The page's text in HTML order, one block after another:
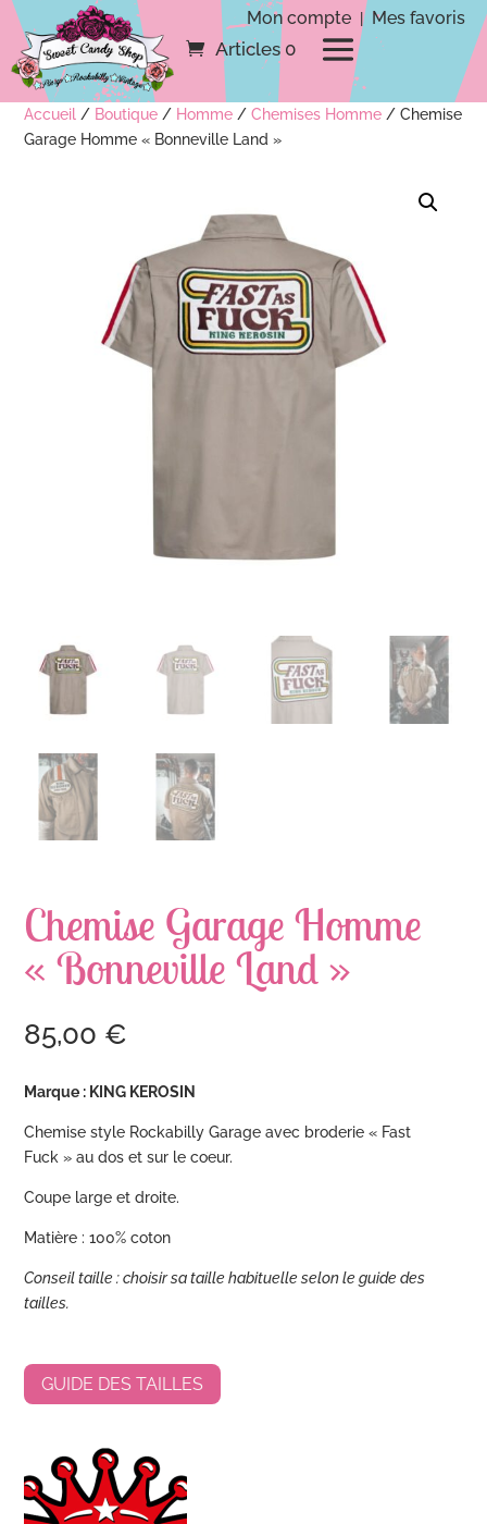
Mon compte | Mes favoris
Articles 0
Accueil / Boutique / Homme /Chemises Homme / Chemise
Garage Homme « Bonneville Land »
Chemise Garage Homme
« Bonneville Land »
85,00 €
Marque : KING KEROSIN
Chemise style Rockabilly Garage avec broderie « Fast
Fuck » au dos et sur le coeur.
Coupe large et droite.
Matière : 100% coton
Conseil taille : choisir sa taille habituelle selon le guide des
tailles.
GUIDE DES TAILLES